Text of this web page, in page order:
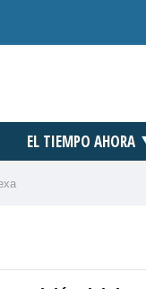
EL TIEMPO AHORA